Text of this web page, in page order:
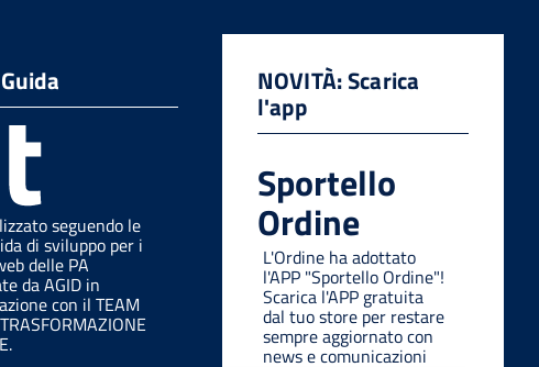
seguendo le
di sviluppo per i
delle PA
da AGID in
con il TEAM
NOVITÀ: Scarica
l'app
Sportello
Ordine
L'Ordine ha adottato
l'APP "Sportello Ordine"!
Scarica l'APP gratuita
dal tuo store per restare
sempre aggiornato con
news e comunicazioni